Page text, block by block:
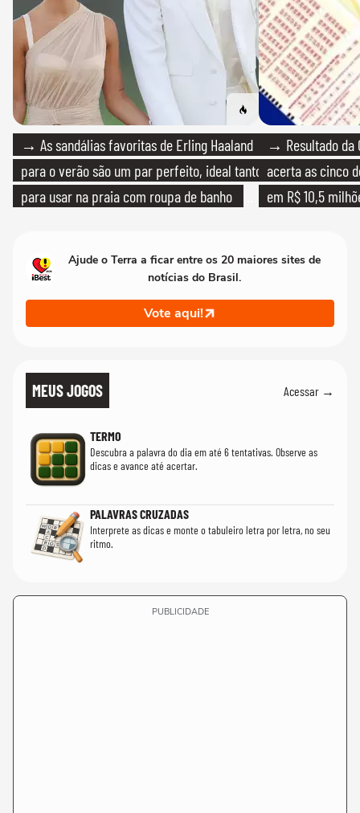
→ As sandálias favoritas de Erling Haaland
para o verão são um par perfeito, ideal tanto
para usar na praia com roupa de banho
→ Resultado da
acerta as cinco
em R$ 10,5
Ajude o Terra a ficar entre os 20 maiores sites de
notícias do Brasil.
Vote aqui!
MEUS JOGOS Acessar →
TERMO
Descubra a palavra do dia em até 6 tentativas. Observe as
dicas e avance até acertar.
PALAVRAS CRUZADAS
Interprete as dicas e monte o tabuleiro letra por letra, no seu
ritmo.
PUBLICIDADE